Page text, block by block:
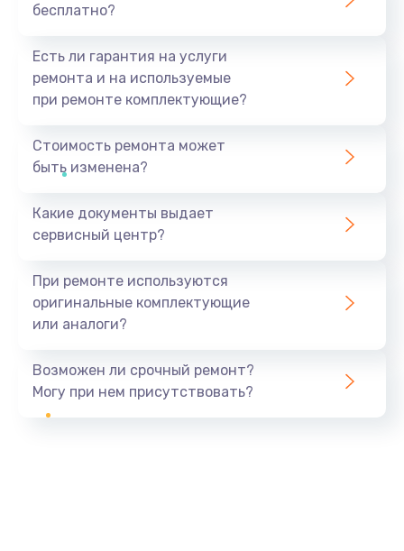
бесплатно?
Есть ли гарантия на услуги
ремонта и на используемые
при ремонте комплектующие?
Стоимость ремонта может
быть изменена?
Какие документы выдает
сервисный центр?
При ремонте используются
оригинальные комплектующие
или аналоги?
Возможен ли срочный ремонт?
Могу при нем присутствовать?